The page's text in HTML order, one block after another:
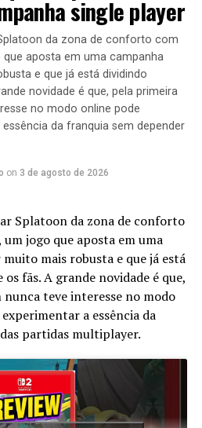
youtu.be/jnjiWVZm-RU
JmMit0GGAo0
youtu.be/_DdntO7XCag
OQ6_Yt30j8A
Souls
conta com um inicio
impedem um ataque de
de impedir que o eggman
usam double boost e
este ataque resultou em
e isto deixou Sonic com muta
malvado Dark SOnic, e neste
convence o Dark Sonic em ter
na ideia de ter mais força,
do controle e exceler se tonar
single player
da zona de conforto com
aposta em uma campanha
e que já está dividindo
novidade é que, pela primeira
no modo online pode
da franquia sem depender
on 3 de agosto de 2026
Splatoon da zona de conforto
um jogo que aposta em uma
mais robusta e que já está
fãs. A grande novidade é que,
teve interesse no modo
a essência da
partidas multiplayer.